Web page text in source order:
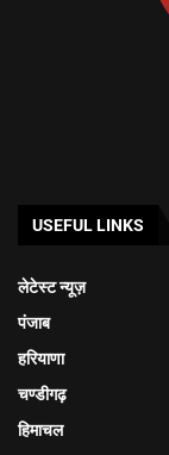
USEFUL LINKS
लेटेस्ट न्यूज़
पंजाब
हरियाणा
चण्डीगढ़
हिमाचल